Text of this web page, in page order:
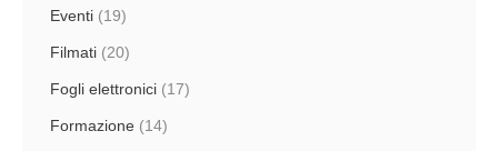
Eventi (19)
Filmati (20)
Fogli elettronici (17)
Formazione (14)